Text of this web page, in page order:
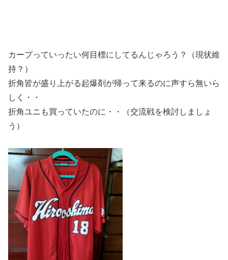
カープっていったい何目標にしてるんじゃろう？（現状維
持？）
折角皆が盛り上がる起爆剤が帰って来るのに声すら無いら
しく・・
折角ユニも買っていたのに・・（交流戦を検討しましょ
う）